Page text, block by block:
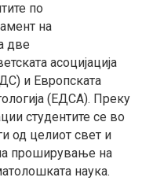
по
на
две
асоцијација
и Европската
(ЕДСА). Преку
студентите се во
од целиот свет и
проширување на
наука.